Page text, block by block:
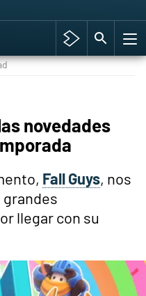
La Era del Cataclismo
2077novedades
Fall Guys, nos
grandes
llegar con su